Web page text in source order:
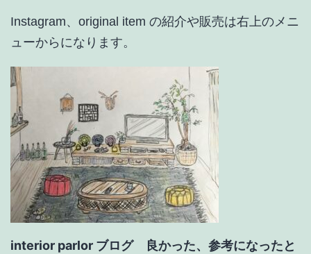
の
島
っ
た
Instagram、original item の紹介や販売は右上のメニ
ューからになります。
interior parlor ブログ 良かった、参考になったと